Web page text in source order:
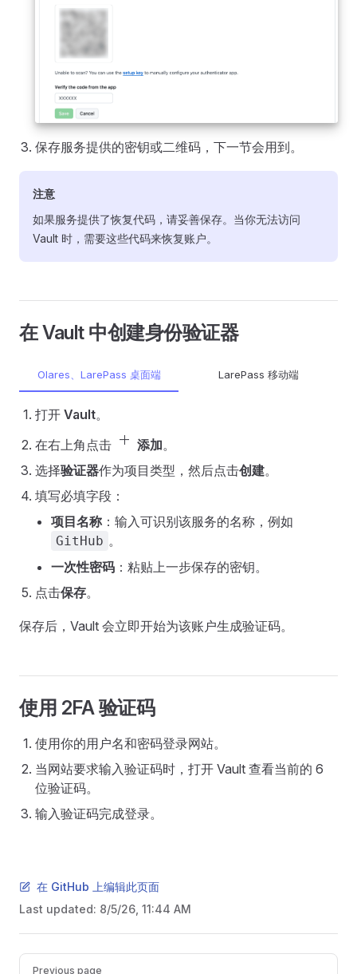
保存服务提供的密钥或二维码，下一节会用到。
注意
如果服务提供了恢复代码，请妥善保存。当你无法访问
Vault 时，需要这些代码来恢复账户。
在 Vault 中创建身份验证器
Olares、LarePass 桌面端 LarePass 移动端
打开 Vault。
在右上角点击 add 添加。
选择验证器作为项目类型，然后点击创建。
填写必填字段：
项目名称 ：输入可识别该服务的名称，例如
GitHub 。
一次性密码 ：粘贴上一步保存的密钥。
点击保存。
保存后，Vault 会立即开始为该账户生成验证码。
使用 2FA 验证码
使用你的用户名和密码登录网站。
当网站要求输入验证码时，打开 Vault 查看当前的 6
位验证码。
输入验证码完成登录。
在 GitHub 上编辑此页面
Last updated: 8/5/26, 11:44 AM
PagerPrevious page